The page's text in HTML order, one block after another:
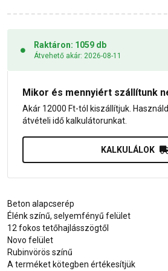
Raktáron: 1059 db
Átvehető akár: 2026-08-11
Mikor és mennyiért szállítunk
Akár 12000 Ft-tól kiszállítjuk.
átvételi idő kalkulátorunkat.
KALKULÁLOK
Beton alapcserép
Élénk színű, selyemfényű felület
12 fokos tetőhajlásszögtől
Novo felület
Rubinvörös színű
A terméket kötegben értékesítjük